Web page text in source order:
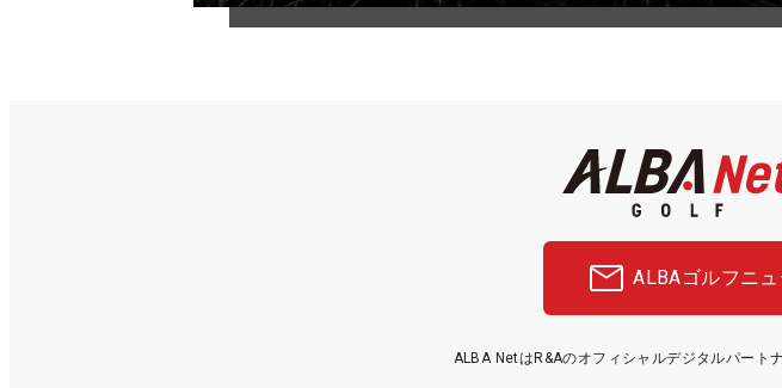
ALBAゴルフニュ
ALBA NetはR&Aのオフィシャルデジタルパート